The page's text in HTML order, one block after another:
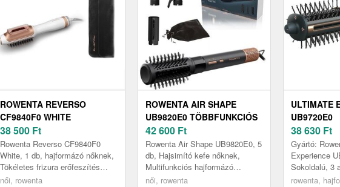
ROWENTA REVERSO
CF9840F0 WHITE
TÖBBFUNKCIÓS
HAJFORMÁZÓ 1 DB
38 500 Ft
Rowenta Reverso CF9840F0
White, 1 db, hajformázó nőknek,
Tökéletes frizura erőfeszítés
nélkül – szárítás és formázás
női, rowenta
ROWENTA AIR SHAPE
UB9820E0 TÖBBFUNKCIÓS
HAJFORMÁZÓ 5 DB
42 600 Ft
Rowenta Air Shape UB9820E0, 5
db, Hajsimító kefe nőknek,
Multifunkciós hajformázó
szalonminőségű frizurákhoz –
női, rowenta
ULTIMATE
UB9720E0
38 630 Ft
Gyártó:
Experience
Sokoldalú, 3
rowenta,